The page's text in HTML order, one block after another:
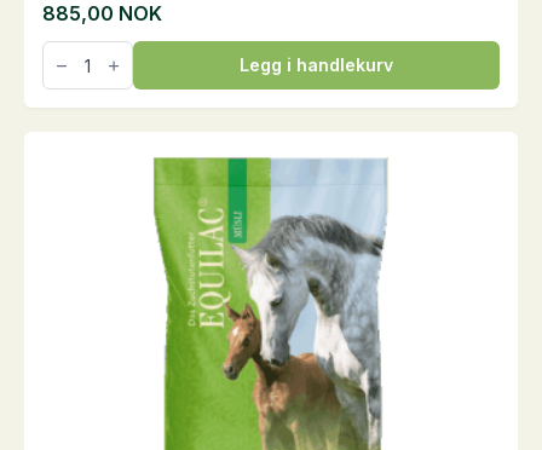
885,00 NOK
EquiGard
Nordic
Pellets,
25
Legg i handlekurv